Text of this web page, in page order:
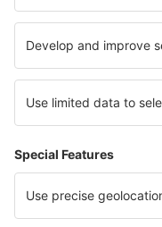
Hotely v Limassolu Region
Hotely v Lednicko -
Hotely na Lolland-Falsteru